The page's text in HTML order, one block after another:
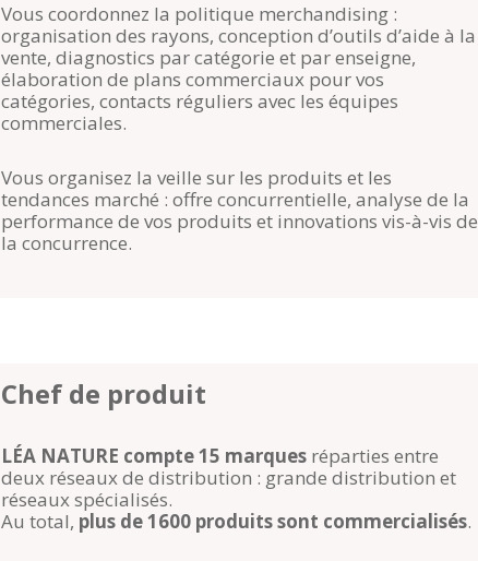
Vous coordonnez la politique merchandising :
organisation des rayons, conception d’outils d’aide à la
vente, diagnostics par catégorie et par enseigne,
élaboration de plans commerciaux pour vos
catégories, contacts réguliers avec les équipes
commerciales.
Vous organisez la veille sur les produits et les
tendances marché : offre concurrentielle, analyse de la
performance de vos produits et innovations vis-à-vis de
la concurrence.
Chef de produit
LÉA NATURE compte 15 marquesréparties entre
deux réseaux de distribution : grande distribution et
réseaux spécialisés.
Au total, plus de1600 produits sont commercialisés.